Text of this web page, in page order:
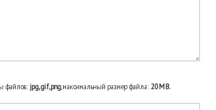
файлов:jpg, gif, png, максимальный размер файла:20MB.